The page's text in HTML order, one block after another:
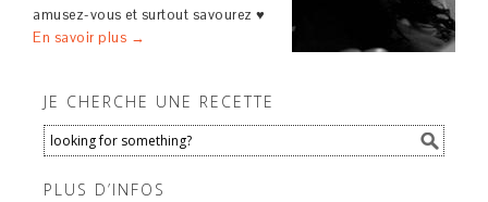
amusez-vous et surtout savourez ♥
En savoir plus →
JE CHERCHE UNE RECETTE
PLUS D’INFOS